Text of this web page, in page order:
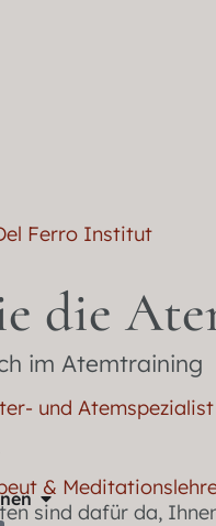
die
im Atemtraining
und Atemspezialist
&
sind dafür da,